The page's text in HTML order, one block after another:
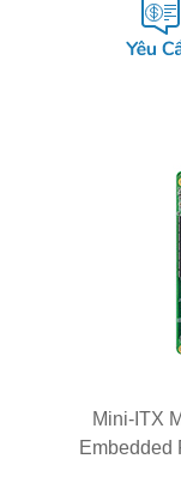
Mini-ITX
Embedded